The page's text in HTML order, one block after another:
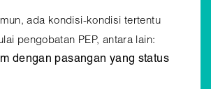
ada kondisi-kondisi tertentu
pengobatan PEP, antara lain:
dengan pasangan yang status